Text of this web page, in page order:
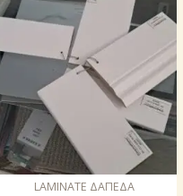
LAMINATE ΔΑΠΕΔΑ